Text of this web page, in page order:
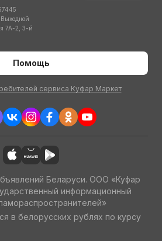
7А-2, 3-й
Помощь
сервиса Куфар Маркет
Беларуси. ООО «Куфар
информационный
в белорусских рублях по курсу